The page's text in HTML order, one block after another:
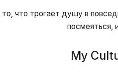
что трогает душу в
посмеяться,
My